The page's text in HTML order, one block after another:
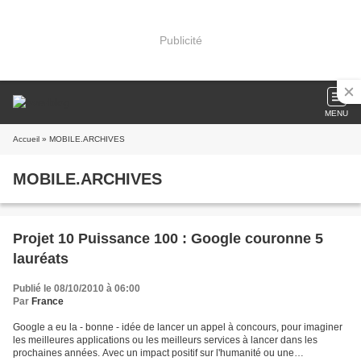
Publicité
MENU
Accueil » MOBILE.ARCHIVES
MOBILE.ARCHIVES
Projet 10 Puissance 100 : Google couronne 5
lauréats
Publié le 08/10/2010 à 06:00
Par France
Google a eu la - bonne - idée de lancer un appel à concours, pour imaginer
les meilleures applications ou les meilleurs services à lancer dans les
prochaines années. Avec un impact positif sur l'humanité ou une